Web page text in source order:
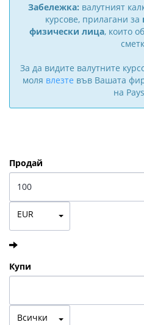
Забележка: валутният
курсове, прилагани за
физически лица, които
За да видите валутните
моля влезте във Вашата
на
Продай
EUR
Купи
Всички